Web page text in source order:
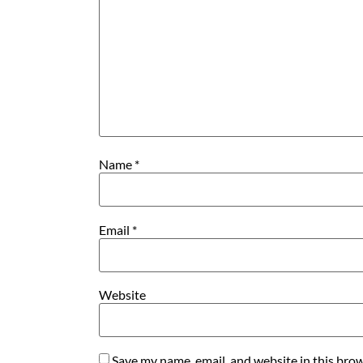
Name *
Email *
Website
Save my name, email, and website in this